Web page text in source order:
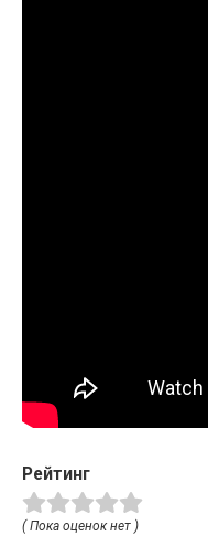
Рейтинг
( Пока оценок нет )